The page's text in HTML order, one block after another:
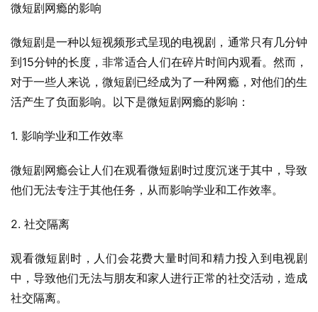
微短剧网瘾的影响
微短剧是一种以短视频形式呈现的电视剧，通常只有几分钟
到15分钟的长度，非常适合人们在碎片时间内观看。然而，
对于一些人来说，微短剧已经成为了一种网瘾，对他们的生
活产生了负面影响。以下是微短剧网瘾的影响：
1. 影响学业和工作效率
微短剧网瘾会让人们在观看微短剧时过度沉迷于其中，导致
他们无法专注于其他任务，从而影响学业和工作效率。
2. 社交隔离
观看微短剧时，人们会花费大量时间和精力投入到电视剧
中，导致他们无法与朋友和家人进行正常的社交活动，造成
社交隔离。